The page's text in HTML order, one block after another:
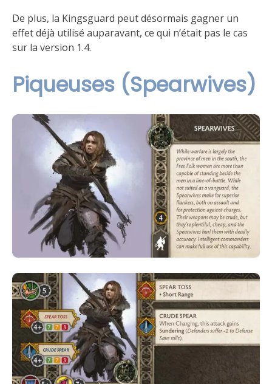
De plus, la Kingsguard peut désormais gagner un
effet déjà utilisé auparavant, ce qui n’était pas le cas
sur la version 1.4.
Piqueuses (Spearwives)